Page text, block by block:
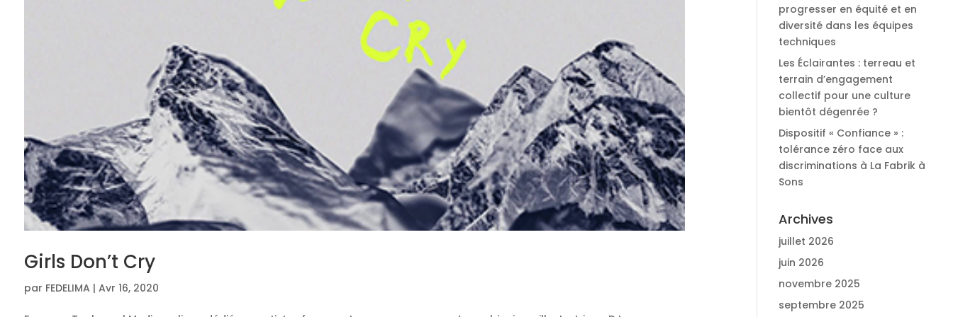
Girls Don’t Cry
par FEDELIMA | Avr 16, 2020
progresser en équité et en
diversité dans les équipes
techniques
Les Éclairantes : terreau et
terrain d’engagement
collectif pour une culture
bientôt dégenrée ?
Dispositif « Confiance » :
tolérance zéro face aux
discriminations à La Fabrik à
Sons
Archives
juillet 2026
juin 2026
novembre 2025
septembre 2025